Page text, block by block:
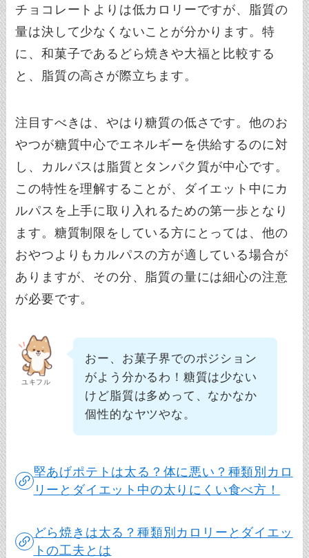
チョコレートよりは低カロリーですが、脂質の
量は決して少なくないことが分かります。特
に、和菓子であるどら焼きや大福と比較する
と、脂質の高さが際立ちます。
注目すべきは、やはり糖質の低さです。他のお
やつが糖質中心でエネルギーを供給するのに対
し、カルパスは脂質とタンパク質が中心です。
この特性を理解することが、ダイエット中にカ
ルパスを上手に取り入れるための第一歩となり
ます。糖質制限をしている方にとっては、他の
おやつよりもカルパスの方が適している場合が
ありますが、その分、脂質の量には細心の注意
が必要です。
ユキフル
おー、お菓子界でのポジション
がよう分かるわ！糖質は少ない
けど脂質は多めって、なかなか
個性的なヤツやな。
堅あげポテトは太る？体に悪い？種類別カロ
リーとダイエット中の太りにくい食べ方！
どら焼きは太る？種類別カロリーとダイエッ
トの工夫とは